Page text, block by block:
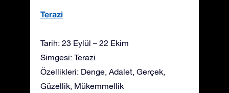
Terazi
Tarih: 23 Eylül – 22 Ekim
Simgesi: Terazi
Özellikleri: Denge, Adalet, Gerçek,
Güzellik, Mükemmellik